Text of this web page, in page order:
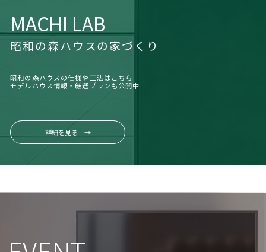
MACHI LAB
昭和の森ハウスの家づくり
昭和の森ハウスの仕様や工法はこちら
モデルハウス情報・厳選プランも公開中
詳細を見る →